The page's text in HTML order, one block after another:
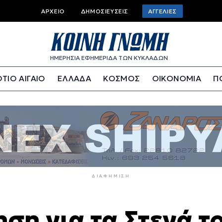
Top
bar
menu
ΑΡΧΕΊΟ ΔΗΜΟΣΙΕΎΣΕΙΣ ΑΓΓΕΛΊΕΣ
ΗΜΕΡΗΣΙΑ ΕΦΗΜΕΡΙΔΑ ΤΩΝ ΚΥΚΛΑΔΩΝ
ΑΙΓΑΙΟ ΕΛΛΑΔΑ ΚΟΣΜΟΣ ΟΙΚΟΝΟΜΙΑ
ΔΙΑΦΉΜΙΣΗ